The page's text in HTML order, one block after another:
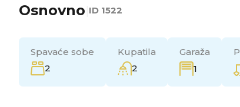
Osnovno ID 1522
Spavaće sobe
2
Kupatila
2
Garaža
1